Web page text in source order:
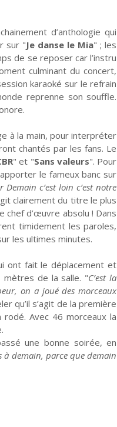
d’anthologie qui
sur "Je danse le Mia" ; les
de se reposer car l’instru
culminant du concert,
karaoké sur le refrain
reprenne son souffle.
à la main, pour interpréter
chantés par les fans. Le
" et "Sans valeurs". Pour
le fameux banc sur
c’est loin c’est notre
clairement du titre le plus
chef d’œuvre absolu ! Dans
timidement les paroles,
les ultimes minutes.
ont fait le déplacement et
mètres de la salle. "C’est la
on a joué des morceaux
qu’il s’agit de la première
Avec 46 morceaux la
une bonne soirée, en
à demain, parce que demain